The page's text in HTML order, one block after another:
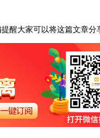
大家可以将这篇文章分